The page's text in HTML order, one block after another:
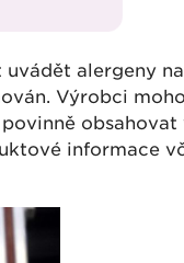
uvádět alergeny
Výrobci
obsahovat
informace